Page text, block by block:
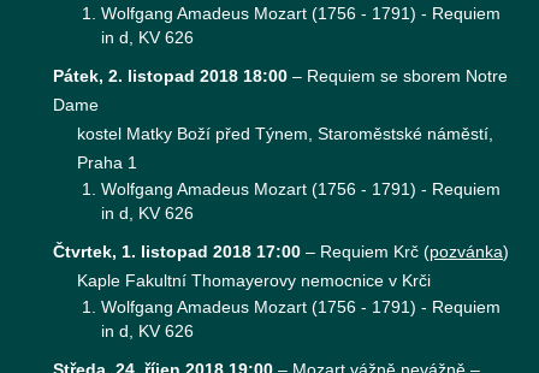
Wolfgang Amadeus Mozart (1756 - 1791) - Requiem
in d, KV 626
Pátek, 2. listopad 2018 18:00 – Requiem se sborem Notre
Dame
kostel Matky Boží před Týnem, Staroměstské náměstí,
Praha 1
Wolfgang Amadeus Mozart (1756 - 1791) - Requiem
in d, KV 626
Čtvrtek, 1. listopad 2018 17:00 – Requiem Krč (pozvánka)
Kaple Fakultní Thomayerovy nemocnice v Krči
Wolfgang Amadeus Mozart (1756 - 1791) - Requiem
in d, KV 626